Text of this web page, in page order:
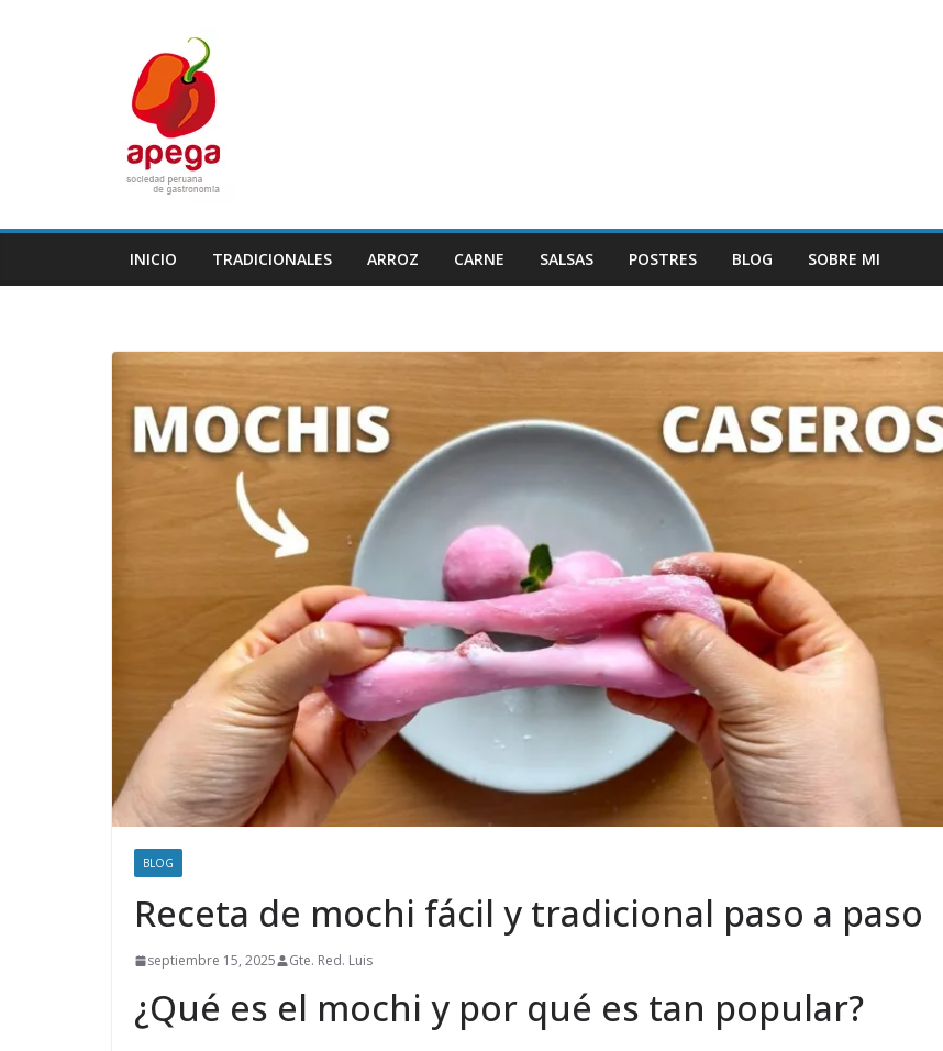
INICIO TRADICIONALES ARROZ CARNE SALSAS POSTRES BLOG SOBRE MI
BLOG
Receta de mochi fácil y tradicional paso a paso
septiembre 15, 2025 Gte. Red. Luis
¿Qué es el mochi y por qué es tan popular?